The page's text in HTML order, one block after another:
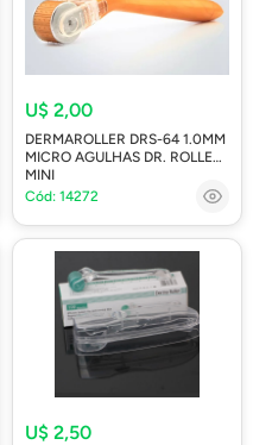
U$ 2,00
DERMAROLLER DRS-64 1.0MM
MICRO AGULHAS DR. ROLLER
MINI
Cód: 14272
U$ 2,50